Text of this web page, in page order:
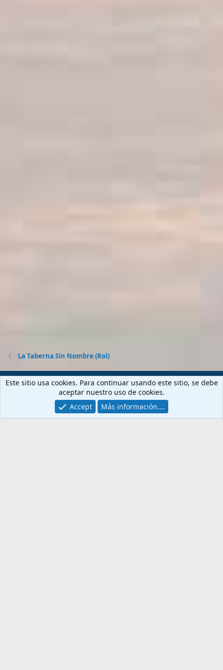
La Taberna Sin Nombre (Rol)
Contactarnos Términos y reglas Privacy policy
Ayuda
Community platform by XenForo® © 2010-2026 XenForo Ltd.
Este sitio usa cookies. Para continuar usando este sitio, se debe
aceptar nuestro uso de cookies.
Accept
Más información.…